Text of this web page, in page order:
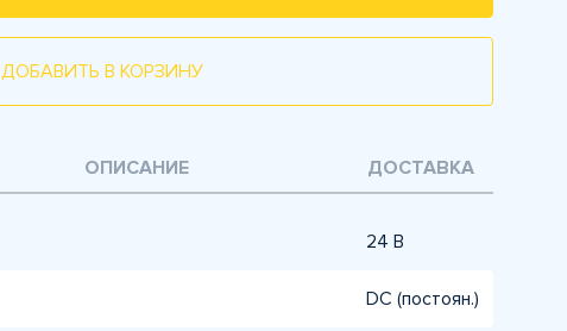
ДОБАВИТЬ В КОРЗИНУ
ОПИСАНИЕ ДОСТАВКА
24 В
DC (постоян.)